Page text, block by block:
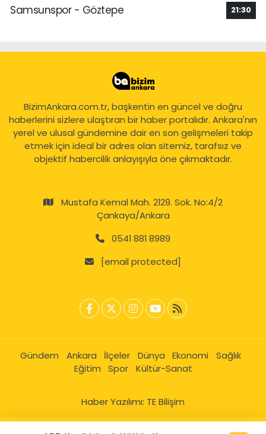
Samsunspor - Göztepe
21:30
BizimAnkara.com.tr, başkentin en güncel ve doğru
haberlerini sizlere ulaştıran bir haber portalıdır. Ankara'nın
yerel ve ulusal gündemine dair en son gelişmeleri takip
etmek için ideal bir adres olan sitemiz, tarafsız ve
objektif habercilik anlayışıyla öne çıkmaktadır.
Mustafa Kemal Mah. 2129. Sok. No:4/2
Çankaya/Ankara
0541 881 8989
[email protected]
Gündem Ankara İlçeler Dünya Ekonomi
Sağlık
Eğitim
Spor Kültür-Sanat
Haber Yazılımı: TE Bilişim